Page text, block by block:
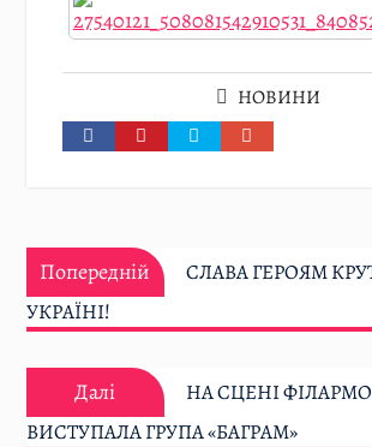
НОВИНИ
Навігація
записів
Попередній Попередній:
СЛАВА ГЕРОЯМ
УКРАЇНІ!
Далі Далі:
НА СЦЕНІ
ВИСТУПАЛА ГРУПА «БАГРАМ»